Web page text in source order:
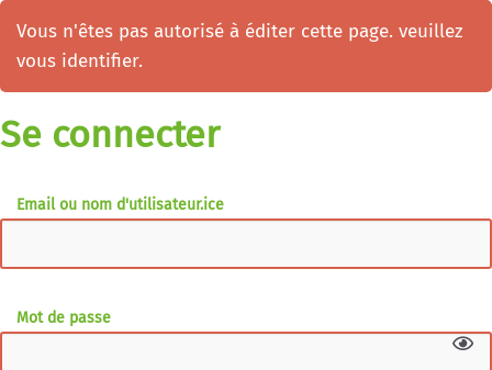
Vous n'êtes pas autorisé à éditer cette page. veuillez
vous identifier.
Se connecter
Email ou nom d'utilisateur.ice
Mot de passe